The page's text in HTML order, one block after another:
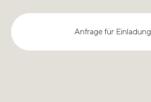
Anfrage für Einladung